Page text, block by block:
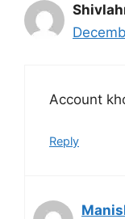
Account
Reply